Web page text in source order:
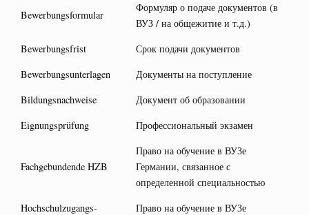
Bewerbungsformular
Формуляр о подаче документов (в
ВУЗ / на общежитие и т.д.)
Bewerbungsfrist
Срок подачи документов
Bewerbungsunterlagen
Документы на поступление
Bildungsnachweise
Документ об образовании
Eignungsprüfung
Профессиональный экзамен
Fachgebundende HZB
Право на обучение в ВУЗе
Германии, связанное с
определенной специальностью
Hochschulzugangs­
Право на обучение в ВУЗе